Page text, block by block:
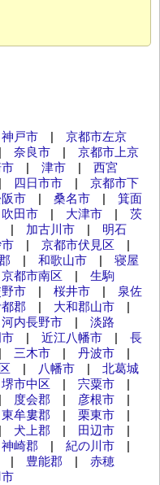
神戸市 | 京都市左京
奈良市 | 京都市上京
| 津市 | 西宮
四日市市 | 京都市下
市 | 桑名市 | 箕面
吹田市 | 大津市 | 茨
| 加古川市 | 明石
| 京都市伏見区 |
| 和歌山市 | 寝屋
京都市南区 | 生駒
市 | 桜井市 | 泉佐
郡 | 大和郡山市 |
河内長野市 | 淡路
| 近江八幡市 | 長
三木市 | 丹波市 |
| 八幡市 | 北葛城
堺市中区 | 宍粟市 |
度会郡 | 彦根市 |
東牟婁郡 | 栗東市 |
犬上郡 | 田辺市 |
神崎郡 | 紀の川市 |
| 豊能郡 | 赤穂